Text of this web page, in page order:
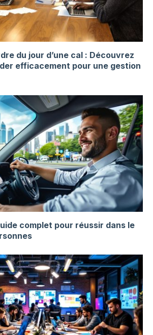
du jour d’une cal : Découvrez
efficacement pour une gestion
complet pour réussir dans le